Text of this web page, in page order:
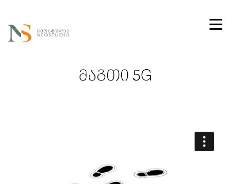
მაგთი 5G